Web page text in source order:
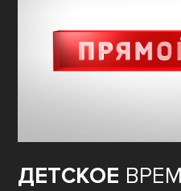
ДЕТСКОЕ